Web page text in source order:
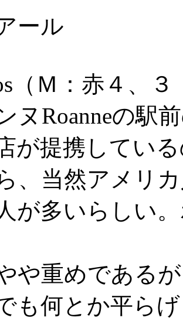
ール
（Ｍ：赤４、
ヌRoanneの駅
が提携してい
、当然アメリ
が多いらしい
や重めである
も何とか平ら